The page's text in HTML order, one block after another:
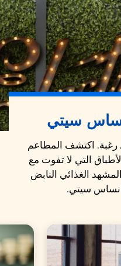
سيتي
رغبة. اكتشف المطاعم
التي لا تفوت مع
الغذائي النابض
سيتي.